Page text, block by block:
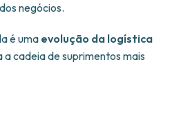
negócios.
é uma evolução da logística
a cadeia de suprimentos mais